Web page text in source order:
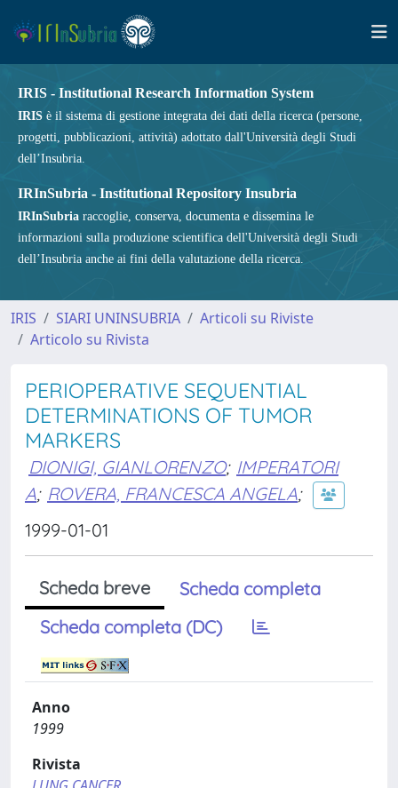
IRIS - Institutional Research Information System
IRIS è il sistema di gestione integrata dei dati della ricerca (persone,
progetti, pubblicazioni, attività) adottato dall'Università degli Studi
dell’Insubria.
IRInSubria - Institutional Repository Insubria
IRInSubria raccoglie, conserva, documenta e dissemina le
informazioni sulla produzione scientifica dell'Università degli Studi
dell’Insubria anche ai fini della valutazione della ricerca.
IRIS SIARI UNINSUBRIA
Articoli su Riviste
Articolo su Rivista
PERIOPERATIVE SEQUENTIAL
DETERMINATIONS OF TUMOR
MARKERS
DIONIGI, GIANLORENZO; IMPERATORI
A; ROVERA, FRANCESCA ANGELA;
1999-01-01
Scheda breve
Scheda completa
Scheda completa (DC)
Anno
1999
Rivista